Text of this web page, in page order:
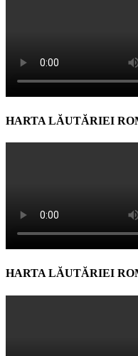
HARTA LĂUTĂRIEI
HARTA LĂUTĂRIEI